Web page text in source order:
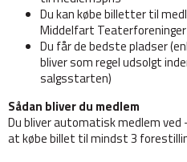
Du kan købe billetter til
Middelfart Teaterforeninger
Du får de bedste pladser
bliver som regel udsolgt
salgsstarten)
Sådan bliver du medlem
Du bliver automatisk medlem
at købe billet til mindst 3